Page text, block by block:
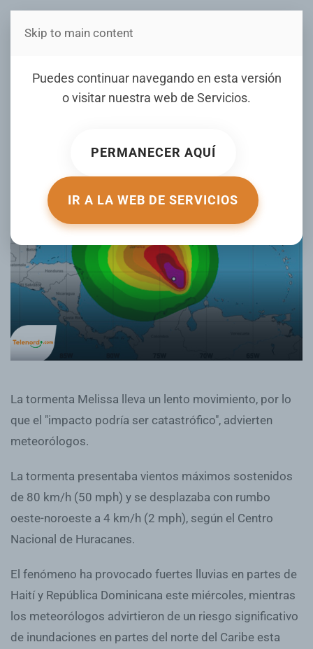
Estás en Telenord Medios
Puedes continuar navegando en esta versión
o visitar nuestra web de Servicios.
PERMANECER AQUÍ
IR A LA WEB DE SERVICIOS
Skip to main content
PRONÓSTICOS
CATASTRÓFICOS
La tormenta Melissa lleva un lento movimiento, por lo
que el "impacto podría ser catastrófico", advierten
meteorólogos.
La tormenta presentaba vientos máximos sostenidos
de 80 km/h (50 mph) y se desplazaba con rumbo
oeste-noroeste a 4 km/h (2 mph), según el Centro
Nacional de Huracanes.
El fenómeno ha provocado fuertes lluvias en partes de
Haití y República Dominicana este miércoles, mientras
los meteorólogos advirtieron de un riesgo significativo
de inundaciones en partes del norte del Caribe esta